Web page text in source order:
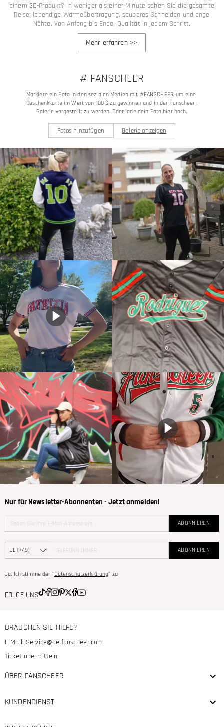
einem 3D-Produkt? In weniger als einer Minute sehen Sie die gesamte
Reise: lebendige Wärmeübertragung, sauberes Schneiden und enge
Nähte. Von Anfang bis Ende, Qualität in jedem Schritt.
Mehr erfahren>>
# FANSCHEER
Markiere ein Foto in den sozialen Medien mit #FANSCHEER, um eine
Geschenkkarte im Wert von 100 $ zu gewinnen und in der Fanscheer-
Galerie vorgestellt zu werden. Oder lade dein Foto hier hoch.
Fotos hinzufügen Galerie anzeigen
Nur für Newsletter-Abonnenten - Jetzt anmelden!
ABONNIEREN
ABONNIEREN
Ja, Ich stimme der "Datenschutzerklärung" zu
FOLGE UNS
BRAUCHEN SIE HILFE?
E-Mail: Service@de.fanscheer.com
Ticket übermitteln
ÜBER FANSCHEER
KUNDENDIENST